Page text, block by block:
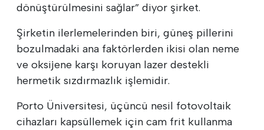
dönüştürülmesini sağlar” diyor şirket.
Şirketin ilerlemelerinden biri, güneş pillerini
bozulmadaki ana faktörlerden ikisi olan neme
ve oksijene karşı koruyan lazer destekli
hermetik sızdırmazlık işlemidir.
Porto Üniversitesi, üçüncü nesil fotovoltaik
cihazları kapsüllemek için cam frit kullanma